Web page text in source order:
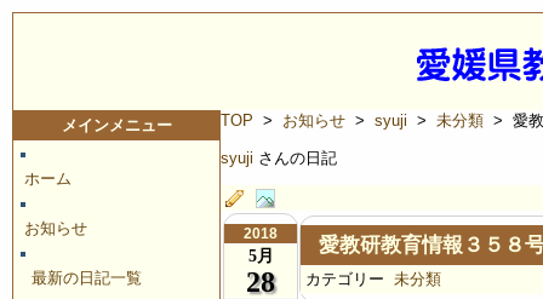
メインメニュー
ホーム
お知らせ
最新の日記一覧
TOP > お知らせ > syuji > 未分類 > 愛教
syuji さんの日記
2018
5月
28
愛教研教育情報３５８
カテゴリー 未分類